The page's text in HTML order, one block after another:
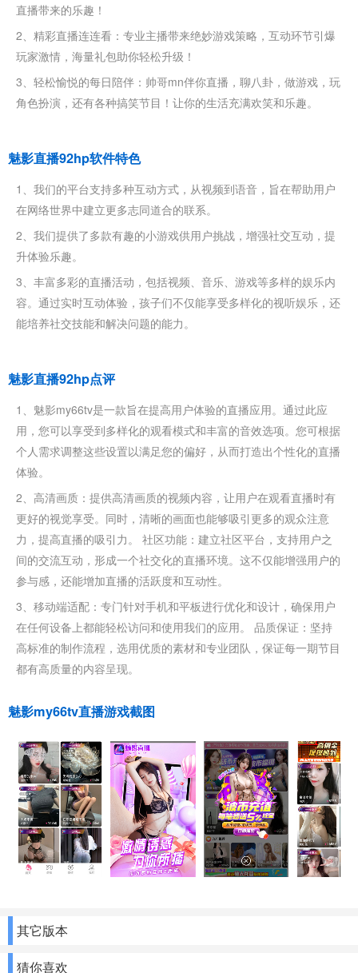
直播带来的乐趣！
2、精彩直播连连看：专业主播带来绝妙游戏策略，互动环节引爆
玩家激情，海量礼包助你轻松升级！
3、轻松愉悦的每日陪伴：帅哥mn伴你直播，聊八卦，做游戏，玩
角色扮演，还有各种搞笑节目！让你的生活充满欢笑和乐趣。
魅影直播92hp软件特色
1、我们的平台支持多种互动方式，从视频到语音，旨在帮助用户
在网络世界中建立更多志同道合的联系。
2、我们提供了多款有趣的小游戏供用户挑战，增强社交互动，提
升体验乐趣。
3、丰富多彩的直播活动，包括视频、音乐、游戏等多样的娱乐内
容。通过实时互动体验，孩子们不仅能享受多样化的视听娱乐，还
能培养社交技能和解决问题的能力。
魅影直播92hp点评
1、魅影my66tv是一款旨在提高用户体验的直播应用。通过此应
用，您可以享受到多样化的观看模式和丰富的音效选项。您可根据
个人需求调整这些设置以满足您的偏好，从而打造出个性化的直播
体验。
2、高清画质：提供高清画质的视频内容，让用户在观看直播时有
更好的视觉享受。同时，清晰的画面也能够吸引更多的观众注意
力，提高直播的吸引力。 社区功能：建立社区平台，支持用户之
间的交流互动，形成一个社交化的直播环境。这不仅能增强用户的
参与感，还能增加直播的活跃度和互动性。
3、移动端适配：专门针对手机和平板进行优化和设计，确保用户
在任何设备上都能轻松访问和使用我们的应用。 品质保证：坚持
高标准的制作流程，选用优质的素材和专业团队，保证每一期节目
都有高质量的内容呈现。
魅影my66tv直播游戏截图
其它版本
猜你喜欢